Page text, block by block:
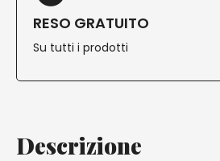
RESO GRATUITO
Su tutti i prodotti
Descrizione